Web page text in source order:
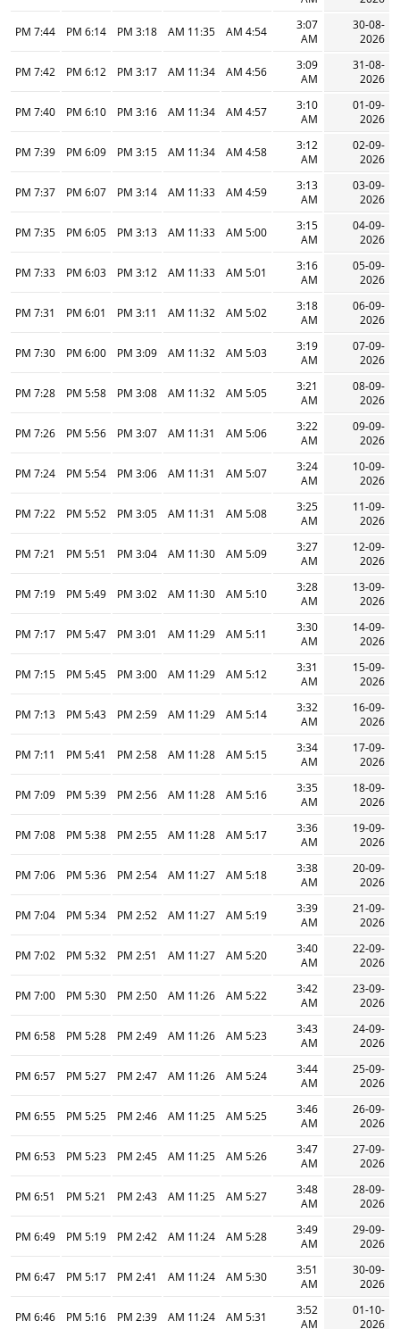
30-08-
2026
3:07
AM
4:54 AM
11:35 AM
3:18 PM
6:14 PM
7:44 PM
31-08-
2026
3:09
AM
4:56 AM
11:34 AM
3:17 PM
6:12 PM
7:42 PM
01-09-
2026
3:10
AM
4:57 AM
11:34 AM
3:16 PM
6:10 PM
7:40 PM
02-09-
2026
3:12
AM
4:58 AM
11:34 AM
3:15 PM
6:09 PM
7:39 PM
03-09-
2026
3:13
AM
4:59 AM
11:33 AM
3:14 PM
6:07 PM
7:37 PM
04-09-
2026
3:15
AM
5:00 AM
11:33 AM
3:13 PM
6:05 PM
7:35 PM
05-09-
2026
3:16
AM
5:01 AM
11:33 AM
3:12 PM
6:03 PM
7:33 PM
06-09-
2026
3:18
AM
5:02 AM
11:32 AM
3:11 PM
6:01 PM
7:31 PM
07-09-
2026
3:19
AM
5:03 AM
11:32 AM
3:09 PM
6:00 PM
7:30 PM
08-09-
2026
3:21
AM
5:05 AM
11:32 AM
3:08 PM
5:58 PM
7:28 PM
09-09-
2026
3:22
AM
5:06 AM
11:31 AM
3:07 PM
5:56 PM
7:26 PM
10-09-
2026
3:24
AM
5:07 AM
11:31 AM
3:06 PM
5:54 PM
7:24 PM
11-09-
2026
3:25
AM
5:08 AM
11:31 AM
3:05 PM
5:52 PM
7:22 PM
12-09-
2026
3:27
AM
5:09 AM
11:30 AM
3:04 PM
5:51 PM
7:21 PM
13-09-
2026
3:28
AM
5:10 AM
11:30 AM
3:02 PM
5:49 PM
7:19 PM
14-09-
2026
3:30
AM
5:11 AM
11:29 AM
3:01 PM
5:47 PM
7:17 PM
15-09-
2026
3:31
AM
5:12 AM
11:29 AM
3:00 PM
5:45 PM
7:15 PM
16-09-
2026
3:32
AM
5:14 AM
11:29 AM
2:59 PM
5:43 PM
7:13 PM
17-09-
2026
3:34
AM
5:15 AM
11:28 AM
2:58 PM
5:41 PM
7:11 PM
18-09-
2026
3:35
AM
5:16 AM
11:28 AM
2:56 PM
5:39 PM
7:09 PM
19-09-
2026
3:36
AM
5:17 AM
11:28 AM
2:55 PM
5:38 PM
7:08 PM
20-09-
2026
3:38
AM
5:18 AM
11:27 AM
2:54 PM
5:36 PM
7:06 PM
21-09-
2026
3:39
AM
5:19 AM
11:27 AM
2:52 PM
5:34 PM
7:04 PM
22-09-
2026
3:40
AM
5:20 AM
11:27 AM
2:51 PM
5:32 PM
7:02 PM
23-09-
2026
3:42
AM
5:22 AM
11:26 AM
2:50 PM
5:30 PM
7:00 PM
24-09-
2026
3:43
AM
5:23 AM
11:26 AM
2:49 PM
5:28 PM
6:58 PM
25-09-
2026
3:44
AM
5:24 AM
11:26 AM
2:47 PM
5:27 PM
6:57 PM
26-09-
2026
3:46
AM
5:25 AM
11:25 AM
2:46 PM
5:25 PM
6:55 PM
27-09-
2026
3:47
AM
5:26 AM
11:25 AM
2:45 PM
5:23 PM
6:53 PM
28-09-
2026
3:48
AM
5:27 AM
11:25 AM
2:43 PM
5:21 PM
6:51 PM
29-09-
2026
3:49
AM
5:28 AM
11:24 AM
2:42 PM
5:19 PM
6:49 PM
30-09-
2026
3:51
AM
5:30 AM
11:24 AM
2:41 PM
5:17 PM
6:47 PM
01-10-
2026
3:52
AM
5:31 AM
11:24 AM
2:39 PM
5:16 PM
6:46 PM